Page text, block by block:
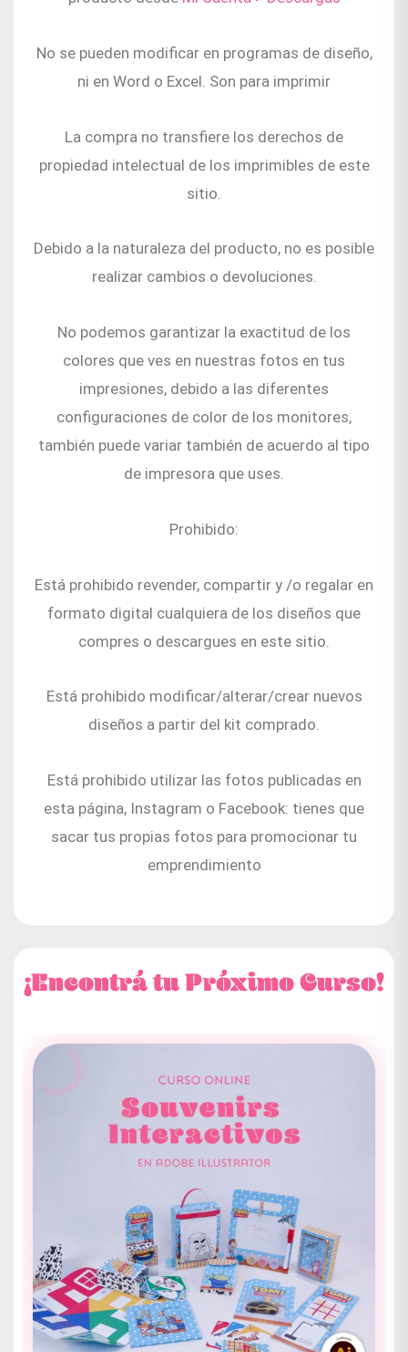
No se pueden modificar en programas de diseño,
ni en Word o Excel. Son para imprimir
La compra no transfiere los derechos de
propiedad intelectual de los imprimibles de este
sitio.
Debido a la naturaleza del producto, no es posible
realizar cambios o devoluciones.
No podemos garantizar la exactitud de los
colores que ves en nuestras fotos en tus
impresiones, debido a las diferentes
configuraciones de color de los monitores,
también puede variar también de acuerdo al tipo
de impresora que uses.
Prohibido:
Está prohibido revender, compartir y /o regalar en
formato digital cualquiera de los diseños que
compres o descargues en este sitio.
Está prohibido modificar/alterar/crear nuevos
diseños a partir del kit comprado.
Está prohibido utilizar las fotos publicadas en
esta página, Instagram o Facebook: tienes que
sacar tus propias fotos para promocionar tu
emprendimiento
¡Encontrá tu Próximo Curso!